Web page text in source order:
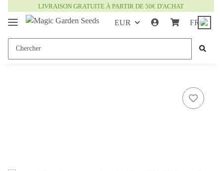
LIVRAISON GRATUITE À PARTIR DE 50€ D'ACHAT
EUR FR